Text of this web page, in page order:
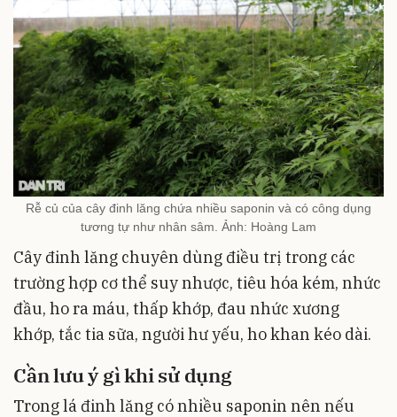
Rễ củ của cây đinh lăng chứa nhiều saponin và có công dụng
tương tự như nhân sâm. Ảnh: Hoàng Lam
Cây đinh lăng chuyên dùng điều trị trong các
trường hợp cơ thể suy nhược, tiêu hóa kém, nhức
đầu, ho ra máu, thấp khớp, đau nhức xương
khớp, tắc tia sữa, người hư yếu, ho khan kéo dài.
Cần lưu ý gì khi sử dụng
Trong lá đinh lăng có nhiều saponin nên nếu